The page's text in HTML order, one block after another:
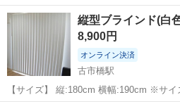
解ある方のみお取引お願いいたします
広島 広島市 宇品三丁目駅 カ
縦型ブラインド(白
8,900円
オンライン決済
古市橋駅
【サイズ】 縦:180cm 横幅:190cm ※サ